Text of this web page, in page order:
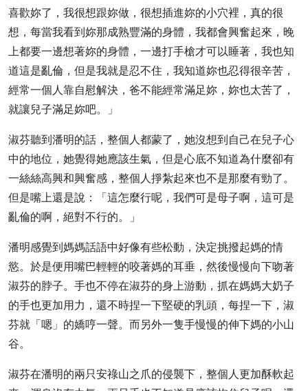
喜歡妳了，我很想跟妳做，很想插進妳的小穴裡，真的很
想，每當我看到妳那成熟豐滿的身體，我都會興奮起來，晚
上都要一邊想著妳的身體，一邊打手槍才可以睡著，我也知
道這是亂倫，但是我就是忍不住，我知道妳也忍得很辛苦，
經常一個人靠自慰解決，爸不能經常滿足妳，妳也太苦了，
就讓兒子滿足妳吧。」
淑芬聽到潘明的話，整個人都蒙了，她沒想到自己在兒子心
中的地位，她覺得她應該生氣，但是心底不知道為什麼卻有
一絲絲高興和興奮感，整個人掙紮起來也不是那麼有勁了。
但是嘴上還是說：「這怎麼行呢，我們可是母子啊，這可是
亂倫的啊，絕對不行的。」
潘明感覺到媽媽話語中好像有些松動，決定挑撥起媽的情
慾。於是便用嘴巴輕輕的咬著媽的耳垂，然後慢慢向下吻著
淑芬的脖子。手也不停在淑芬的身上游動，抓在媽媽大奶子
的手也更加用力，還不時捏一下堅硬的乳頭，每捏一下，淑
芬就「嗯」的嬌哼一聲。而另外一隻手慢慢的伸下媽的小山
谷。
淑芬在潘明的兩只安祿山之爪的侵襲下，整個人更加酥軟起